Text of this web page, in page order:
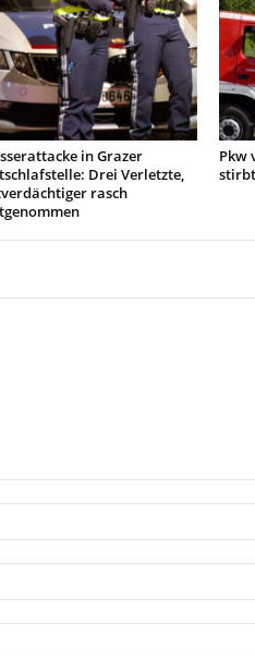
in Grazer
Drei Verletzte,
rasch
Pkw